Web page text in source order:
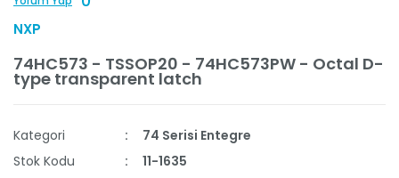
NXP
74HC573 - TSSOP20 - 74HC573PW - Octal D-
type transparent latch
Kategori
74 Serisi Entegre
Stok Kodu
11-1635